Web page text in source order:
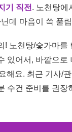
기 직전 . 노천탕에
데 마음이 쓱 풀
! 노천탕/숯가마를
있어서, 바깥으로
해요. 최근 기사/
수건 준비를 권장